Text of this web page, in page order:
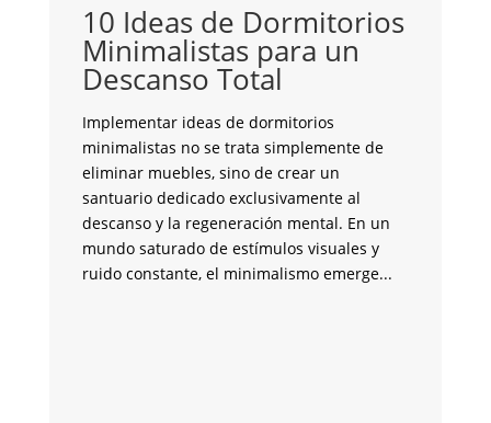
10 Ideas de Dormitorios
Minimalistas para un
Descanso Total
Implementar ideas de dormitorios
minimalistas no se trata simplemente de
eliminar muebles, sino de crear un
santuario dedicado exclusivamente al
descanso y la regeneración mental. En un
mundo saturado de estímulos visuales y
ruido constante, el minimalismo emerge...